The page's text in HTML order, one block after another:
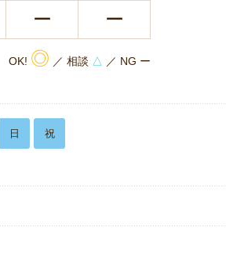
ー ー
OK! ◎ ／ 相談 △ ／ NG ー
日 祝